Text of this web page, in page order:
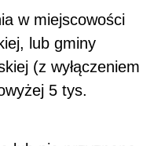
w miejscowości
lub gminy
(z wyłączeniem
5 tys.